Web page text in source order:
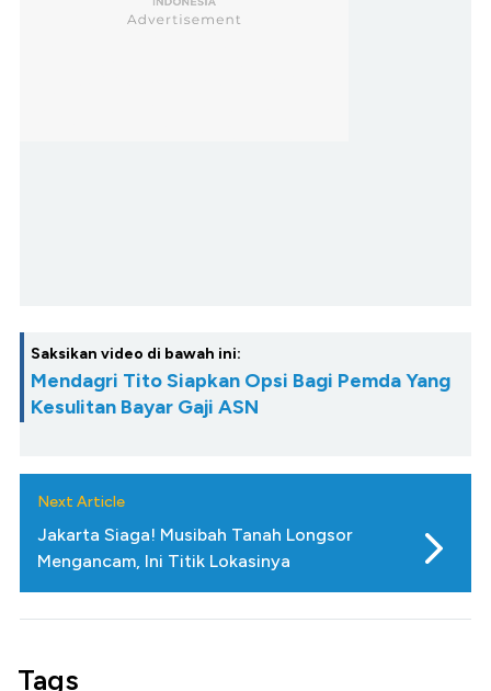
Saksikan video di bawah ini:
Mendagri Tito Siapkan Opsi Bagi Pemda Yang
Kesulitan Bayar Gaji ASN
Next Article
Jakarta Siaga! Musibah Tanah Longsor
Mengancam, Ini Titik Lokasinya
Tags